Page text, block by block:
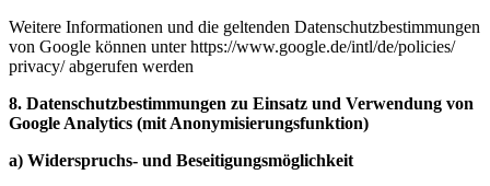
Weitere Informationen und die geltenden Datenschutzbestimmungen
von Google können unter https://www.google.de/intl/de/policies/
privacy/ abgerufen werden
8. Datenschutzbestimmungen zu Einsatz und Verwendung von
Google Analytics (mit Anonymisierungsfunktion)
a) Widerspruchs- und Beseitigungsmöglichkeit